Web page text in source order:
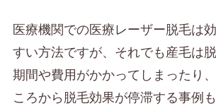
医療機関での医療レーザー脱毛は
すい方法ですが、それでも産毛は脱
期間や費用がかかってしまったり
ころから脱毛効果が停滞する事例も